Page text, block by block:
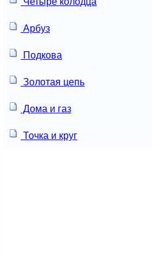
Арбуз
Подкова
Золотая цепь
Дома и газ
Точка и круг